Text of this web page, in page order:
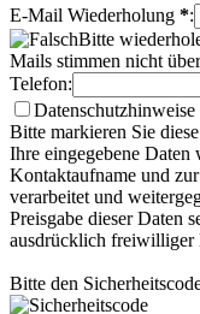
E-Mail Wiederholung *:
Bitte
Mails stimmen nicht
Telefon:
Bitte markieren Sie
Ihre eingegebene
Kontaktaufname und
verarbeitet und
Preisgabe dieser Daten
ausdrücklich freiwilliger
Bitte den